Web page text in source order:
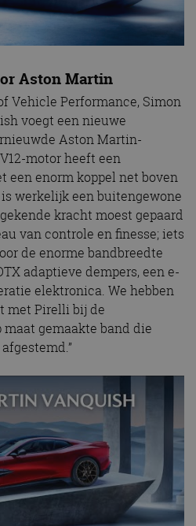
Aston Martin
Vehicle Performance, Simon
voegt een nieuwe
Aston Martin-
motor heeft een
een enorm koppel net boven
werkelijk een buitengewone
kracht moest gepaard
van controle en finesse; iets
de enorme bandbreedte
adaptieve dempers, een e-
elektronica. We hebben
met Pirelli bij de
gemaakte band die